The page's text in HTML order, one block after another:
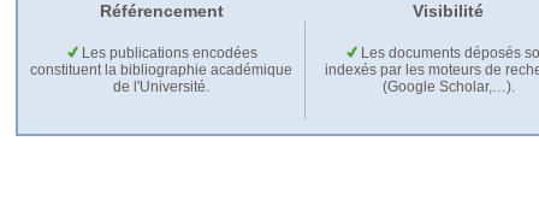
Référencement Visibilité
Les publications encodées
constituent la bibliographie académique
de l'Université.
Les documents déposés
indexés par les moteurs de
(Google Scholar,…).